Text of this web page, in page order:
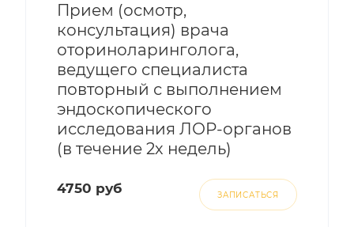
Прием (осмотр,
консультация) врача
оториноларинголога,
ведущего специалиста
повторный с выполнением
эндоскопического
исследования ЛОР-органов
(в течение 2х недель)
4750 руб ЗАПИСАТЬСЯ